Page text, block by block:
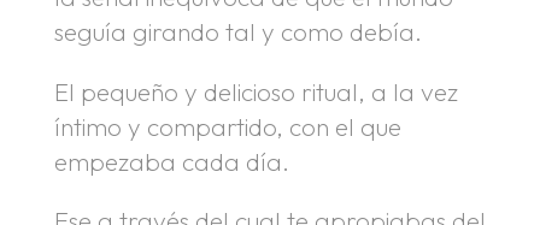
seguía girando tal y como debía.
El pequeño y delicioso ritual, a la vez
íntimo y compartido, con el que
empezaba cada día.